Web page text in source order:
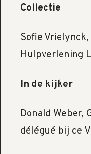
Collectie
Sofie
Hulpverlening
In de kijker
Donald Weber,
délégué bij de